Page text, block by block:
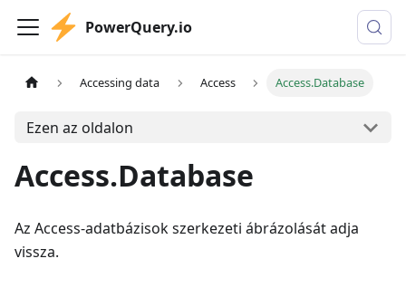
PowerQuery.io
Accessing data Access Access.Database
Ezen az oldalon
Access.Database
Az Access-adatbázisok szerkezeti ábrázolását adja
vissza.